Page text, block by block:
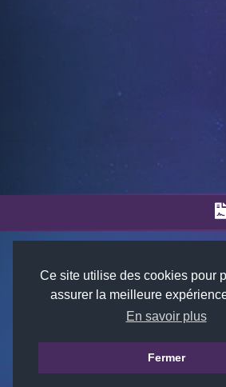
Ce site utilise des cookies pour
assurer la meilleure
En savoir plus
Fermer
© 2018-2026
SITE WEB